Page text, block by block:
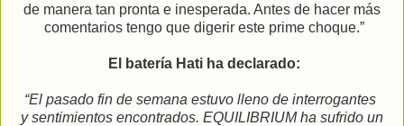
de manera tan pronta e inesperada. Antes de hacer más
comentarios tengo que digerir este prime choque.”
El batería Hati ha declarado:
“El pasado fin de semana estuvo lleno de interrogantes
y sentimientos encontrados. EQUILIBRIUM ha sufrido un